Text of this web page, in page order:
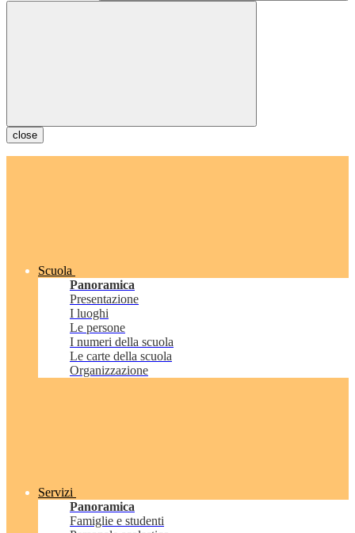
close
Scuola
Panoramica
Presentazione
I luoghi
Le persone
I numeri della scuola
Le carte della scuola
Organizzazione
Servizi
Panoramica
Famiglie e studenti